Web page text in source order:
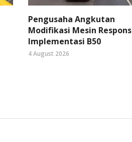
Pengusaha Angkutan
Modifikasi Mesin Respons
Implementasi B50
4 August 2026